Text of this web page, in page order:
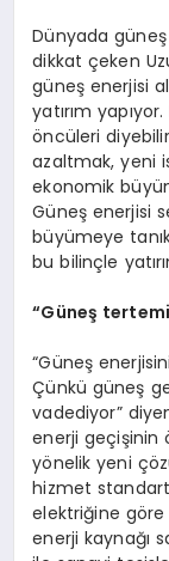
Dünyada güneş
dikkat çeken
güneş enerjisi
yatırım
öncüleri
azaltmak, yeni
ekonomik
Güneş enerjisi
büyümeye
bu bilinçle
“Güneş
“Güneş
Çünkü güneş
vadediyor”
enerji geçişinin
yönelik yeni
hizmet
elektriğine
enerji kaynağı